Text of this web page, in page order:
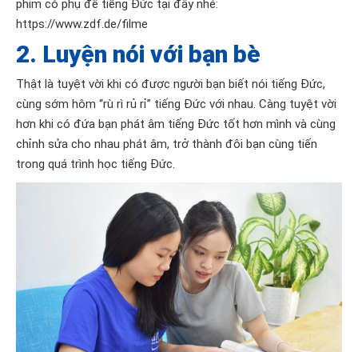
phim có phụ đề tiếng Đức tại đây nhé:
https://www.zdf.de/filme
2. Luyện nói với bạn bè
Thật là tuyệt vời khi có được người bạn biết nói tiếng Đức,
cùng sớm hôm “rù rì rủ rỉ” tiếng Đức với nhau. Càng tuyệt vời
hơn khi có đứa bạn phát âm tiếng Đức tốt hơn mình và cùng
chỉnh sửa cho nhau phát âm, trở thành đôi bạn cùng tiến
trong quá trình học tiếng Đức.